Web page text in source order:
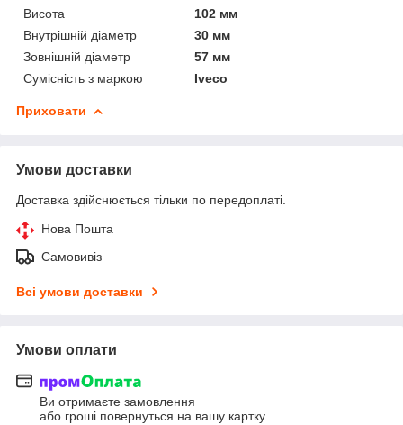
Висота
102 мм
Внутрішній діаметр
30 мм
Зовнішній діаметр
57 мм
Сумісність з маркою
Iveco
Приховати
Умови доставки
Доставка здійснюється тільки по передоплаті.
Нова Пошта
Самовивіз
Всі умови доставки
Умови оплати
Ви отримаєте замовлення
або гроші повернуться на вашу картку